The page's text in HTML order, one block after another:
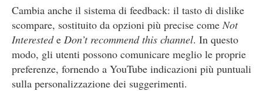
Cambia anche il sistema di feedback: il tasto di dislike
scompare, sostituito da opzioni più precise comeNot
Interestede Don’t recommend this channel. In questo
modo, gli utenti possono comunicare meglio le proprie
preferenze, fornendo a YouTube indicazioni più puntuali
sulla personalizzazione dei suggerimenti.